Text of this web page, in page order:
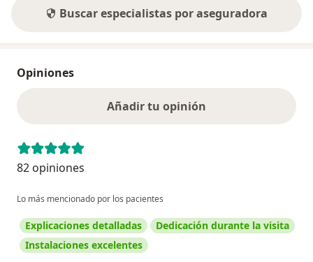
Buscar especialistas por aseguradora
Opiniones
Añadir tu opinión
82 opiniones
Lo más mencionado por los pacientes
Explicaciones detalladas
Dedicación durante la visita
Instalaciones excelentes